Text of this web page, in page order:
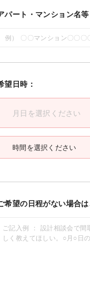
パート・マンション名等
望日時：
希望の日程がない場合